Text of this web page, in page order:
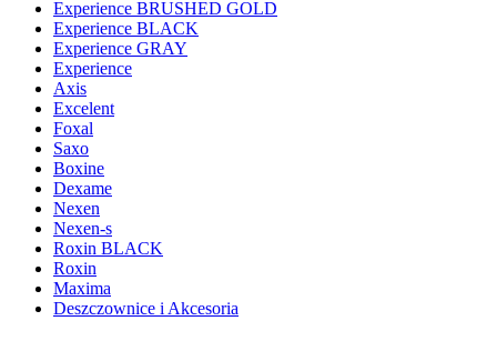
Experience BRUSHED GOLD
Experience BLACK
Experience GRAY
Experience
Axis
Excelent
Foxal
Saxo
Boxine
Dexame
Nexen
Nexen-s
Roxin BLACK
Roxin
Maxima
Deszczownice i Akcesoria